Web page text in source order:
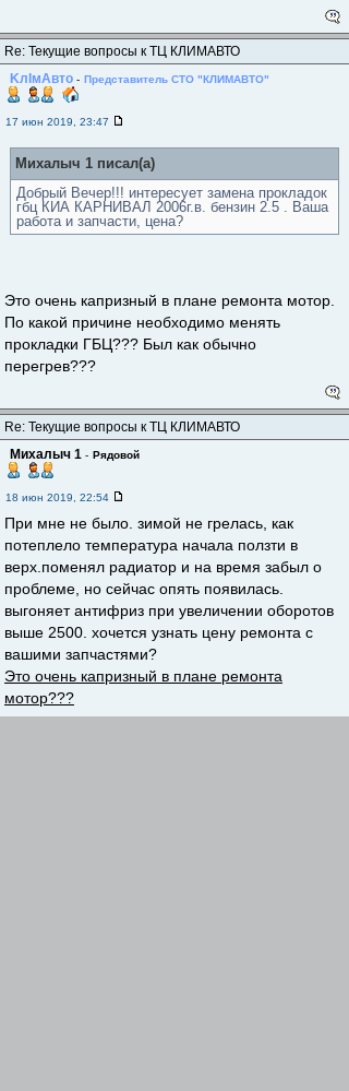
Re: Текущие вопросы к ТЦ КЛИМАВТО
KлIмAвто - Представитель СТО "КЛИМАВТО"
17 июн 2019, 23:47
Михалыч 1 писал(а)
Добрый Вечер!!! интересует замена прокладок
гбц КИА КАРНИВАЛ 2006г.в. бензин 2.5 . Ваша
работа и запчасти, цена?
Это очень капризный в плане ремонта мотор.
По какой причине необходимо менять
прокладки ГБЦ??? Был как обычно
перегрев???
Re: Текущие вопросы к ТЦ КЛИМАВТО
Михалыч 1 - Рядовой
18 июн 2019, 22:54
При мне не было. зимой не грелась, как
потеплело температура начала ползти в
верх.поменял радиатор и на время забыл о
проблеме, но сейчас опять появилась.
выгоняет антифриз при увеличении оборотов
выше 2500. хочется узнать цену ремонта с
вашими запчастями?
Это очень капризный в плане ремонта
мотор???